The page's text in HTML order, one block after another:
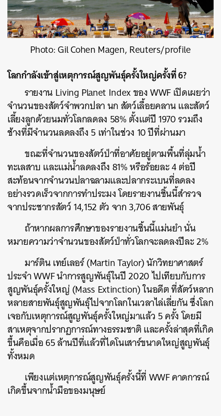
Photo: Gil Cohen Magen, Reuters/profile
โลกกำลังเข้าสู่เหตุการณ์สูญพันธุ์ครั้งใหญ่ครั้งที่ 6?
รายงาน Living Planet Index ของ WWF เปิดเผยว่า
จำนวนของสัตว์จำพวกปลา นก สัตว์เลื้อยคลาน และสัตว์
เลี้ยงลูกด้วยนมทั่วโลกลดลง 58% ตั้งแต่ปี 1970 รวมถึง
ช้างที่มีจำนวนลดลงถึง 5 เท่าในช่วง 10 ปีที่ผ่านมา
ขณะที่จำนวนของสัตว์ป่าที่อาศัยอยู่ตามพื้นที่ลุ่มน้ำ
ทะเลสาบ และแม่น้ำลดลงถึง 81% หรือร้อยละ 4 ต่อปี
สะท้อนจากจำนวนปลาฉลามและปลากระเบนที่ลดลง
อย่างรวดเร็วจากการทำประมง โดยรายงานชิ้นนี้สำรวจ
จากประชากรสัตว์ 14,152 ตัว จาก 3,706 สายพันธุ์
ถ้าหากผลการศึกษาของรายงานชิ้นนี้แม่นยำ นั่น
หมายความว่าจำนวนของสัตว์ป่าทั่วโลกจะลดลงปีละ 2%
มาร์ติน เทย์เลอร์ (Martin Taylor) นักวิทยาศาสตร์
ประจำ WWF นำการสูญพันธุ์ในปี 2020 ไปเทียบกับการ
สูญพันธุ์ครั้งใหญ่ (Mass Extinction) ในอดีต ที่สัตว์หลาก
หลายสายพันธุ์สูญพันธุ์ไปจากโลกในเวลาไล่เลี่ยกัน ซึ่งโลก
เจอกับเหตุการณ์สูญพันธุ์ครั้งใหญ่มาแล้ว 5 ครั้ง โดยมี
สาเหตุจากปรากฏการณ์ทางธรรมชาติ และครั้งล่าสุดที่เกิด
ขึ้นคือเมื่อ 65 ล้านปีที่แล้วที่ไดโนเสาร์ขนาดใหญ่สูญพันธุ์
ทั้งหมด
เพียงแต่เหตุการณ์สูญพันธุ์ครั้งนี้ที่ WWF คาดการณ์
เกิดขึ้นจากน้ำมือของมนุษย์